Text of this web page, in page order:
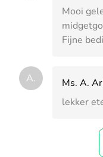
Mooi
Fijne
A.
Ms. A.
lekker